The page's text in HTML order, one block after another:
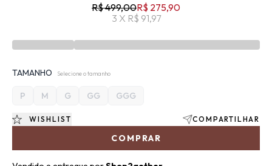
R$ 499,00R$ 275,90
3 X R$ 91,97
TAMANHO Selecione o tamanho
P M G GG GGG
COMPRAR
WISHLIST COMPARTILHAR